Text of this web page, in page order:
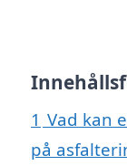
1 Vad kan
på